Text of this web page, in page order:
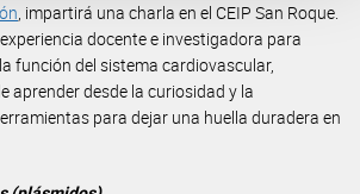
, impartirá una charla en el CEIP San Roque.
docente e investigadora para
función del sistema cardiovascular,
aprender desde la curiosidad y la
para dejar una huella duradera en